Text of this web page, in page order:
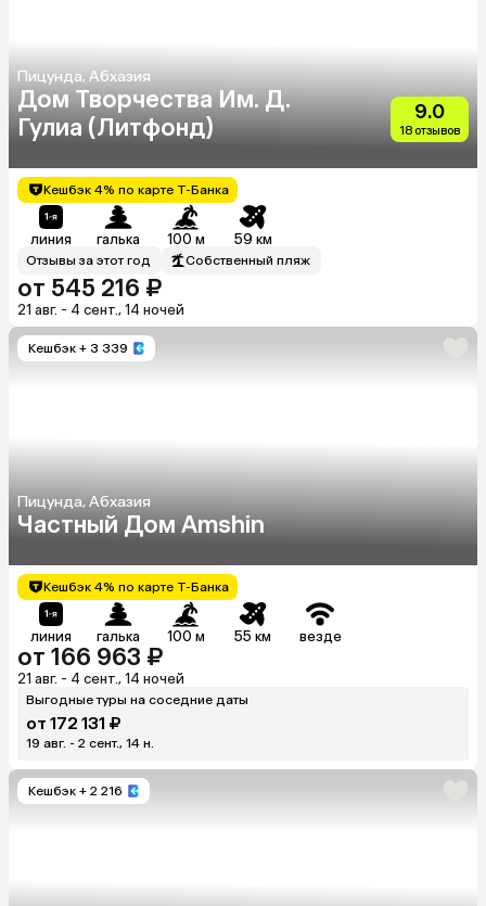
Пицунда, Абхазия
Дом Творчества Им. Д.
Гулиа (Литфонд)
9.0
18 отзывов
Кешбэк 4% по карте Т-Банка
линия галька 100 м 59 км
Отзывы за этот год Собственный пляж
от 545 216 ₽
21 авг. - 4 сент., 14 ночей
Кешбэк + 3 339
Пицунда, Абхазия
Частный Дом Amshin
Кешбэк 4% по карте Т-Банка
линия галька 100 м 55 км везде
от 166 963 ₽
21 авг. - 4 сент., 14 ночей
Выгодные туры на соседние даты
от 172 131 ₽
19 авг. - 2 сент., 14 н.
Кешбэк + 2 216